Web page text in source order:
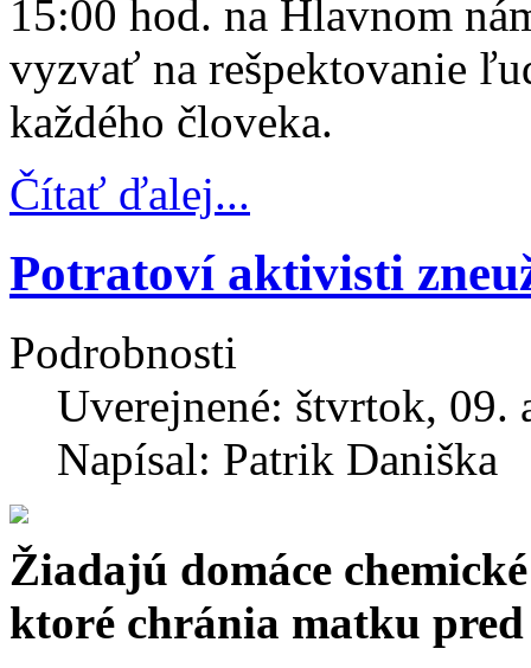
15:00 hod. na Hlavnom
vyzvať na rešpektovanie
každého človeka.
Čítať ďalej...
Potratoví aktivisti
Podrobnosti
Uverejnené: štvrtok, 09.
Napísal: Patrik Daniška
Žiadajú domáce
ktoré chránia matku